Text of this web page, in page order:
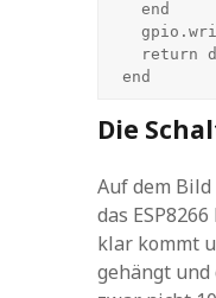
Die
Auf dem
das
klar kommt
gehängt und